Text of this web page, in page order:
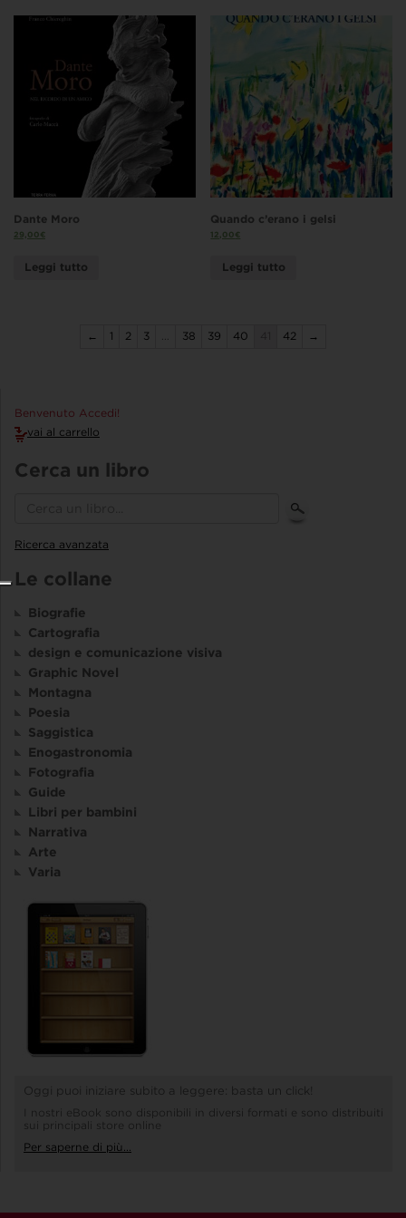
Dante Moro
29,00€
Leggi tutto
Quando c’erano i gelsi
12,00€
Leggi tutto
← 1 2 3 … 38 39 40 42 →
Benvenuto Accedi!
vai al carrello
Cerca un libro
Ricerca avanzata
Le collane
Biografie
Cartografia
design e comunicazione visiva
Graphic Novel
Montagna
Poesia
Saggistica
Enogastronomia
Fotografia
Guide
Libri per bambini
Narrativa
Arte
Varia
Oggi puoi iniziare subito a leggere: basta un click!
I nostri eBook sono disponibili in diversi formati e sono distribuiti
sui principali store online
Per saperne di più...